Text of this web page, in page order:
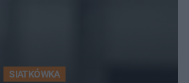
SIATKÓWKA